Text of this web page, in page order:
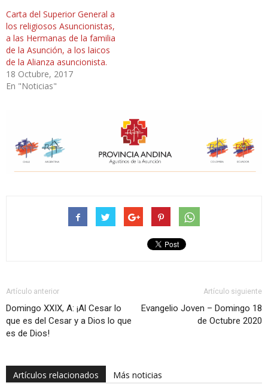
Carta del Superior General a
los religiosos Asuncionistas,
a las Hermanas de la familia
de la Asunción, a los laicos
de la Alianza asuncionista.
18 Octubre, 2017
En "Noticias"
Artículo anterior
Domingo XXIX, A: ¡Al Cesar lo
que es del Cesar y a Dios lo que
es de Dios!
Artículo siguiente
Evangelio Joven – Domingo 18
de Octubre 2020
Artículos relacionados Más noticias